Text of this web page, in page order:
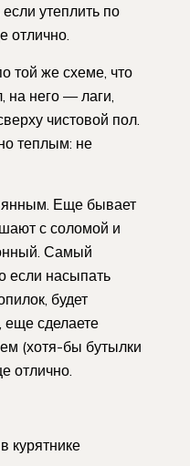
утеплить по
той же схеме, что
на него — лаги,
чистовой пол.
теплым: не
Еще бывает
с соломой и
Самый
если насыпать
будет
еще сделаете
(хотя-бы бутылки
отлично.
курятнике